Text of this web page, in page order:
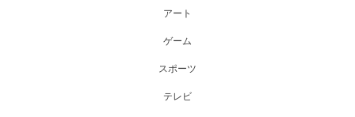
アート
ゲーム
スポーツ
テレビ